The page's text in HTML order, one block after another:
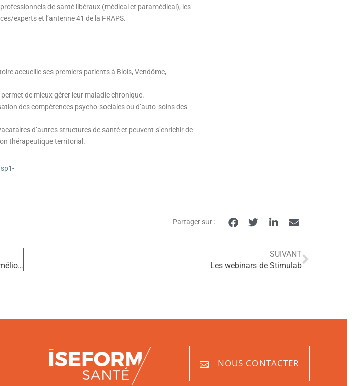
de santé libéraux (médical et paramédical), les
experts et l’antenne 41 de la FRAPS.
accueille ses premiers patients à Blois, Vendôme,
de mieux gérer leur maladie chronique.
des compétences psycho-sociales ou d’auto-soins des
d’autres structures de santé et peuvent s’enrichir de
thérapeutique territorial.
Partager sur :
Entretien motivationnel et Intervention motivationnelle brève : Outils d’amélioration des pratiques professionnelles (HAS)
SUIVANT
Les webinars de Stimulab
NOUS CONTACTER